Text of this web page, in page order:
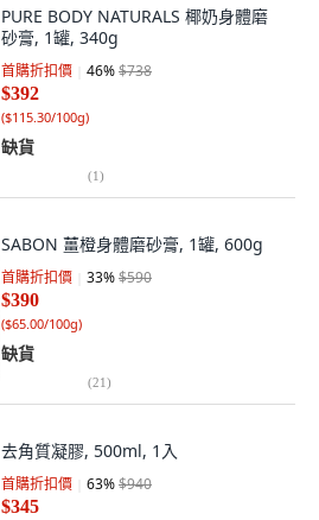
PURE BODY NATURALS 椰奶身體磨
砂膏, 1罐, 340g
首購折扣價 46%$738
$392
($115.30/100g)
缺貨
(1)
SABON 薑橙身體磨砂膏, 1罐, 600g
首購折扣價 33%$590
$390
($65.00/100g)
缺貨
(21)
去角質凝膠, 500ml, 1入
首購折扣價 63%$940
$345